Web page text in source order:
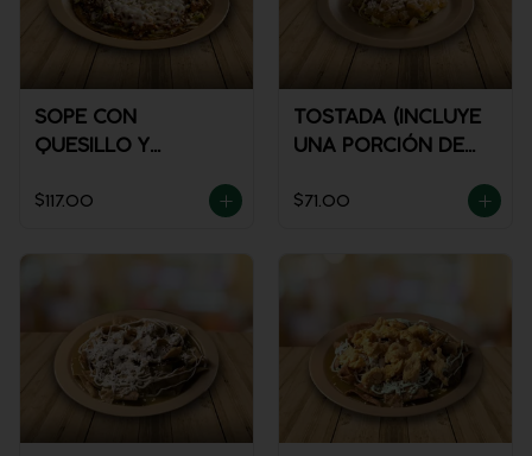
SOPE CON
QUESILLO Y
$117.00
TOSTADA (INCLUYE
UNA PORCIÓN DE
$71.00